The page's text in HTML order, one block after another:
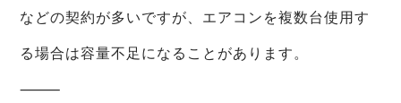
などの契約が多いですが、エアコンを複数台使用す
る場合は容量不足になることがあります。
⸻